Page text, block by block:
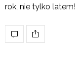
rok, nie tylko latem!